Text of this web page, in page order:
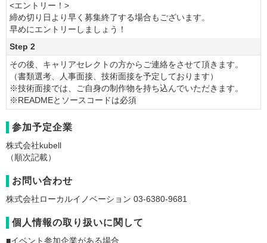
<エントリー！>
締め切り日より早く募集終了する場合もございます。
早めにエントリーしましょう！
Step 2
その後、キャリアセレクトの方からご連絡をさせて頂きます。
（書類選考、人事面接、技術面接を予定しております）
※技術面接では、ご自身の制作物を持ち込んでいただきます。
※READMEとソースコードは必須
参加予定企業
株式会社kubell
（順次記載）
お問い合わせ
株式会社ローカルイノベーション 03-6380-9681
個人情報の取り扱いに関して
■イベント参加企業がある場合